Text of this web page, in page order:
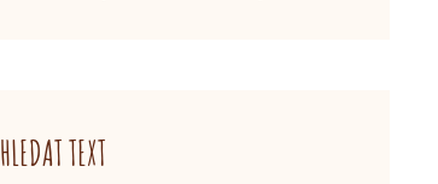
HLEDAT TEXT